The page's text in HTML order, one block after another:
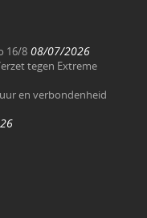
16/8 08/07/2026
tegen Extreme
en verbondenheid